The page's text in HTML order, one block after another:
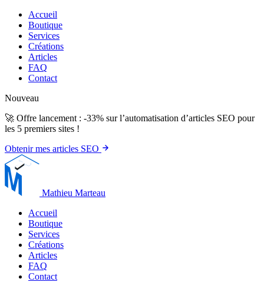
Accueil
Boutique
Services
Créations
Articles
FAQ
Contact
Nouveau
🚀 Offre lancement : -33% sur l’automatisation d’articles SEO pour
les 5 premiers sites !
Obtenir mes articles SEO
Mathieu Marteau
Accueil
Boutique
Services
Créations
Articles
FAQ
Contact